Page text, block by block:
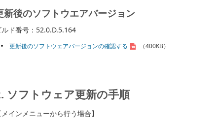
新後のソフトウエアバージョン
ド番号：52.0.D.5.164
更新後のソフトウェアバージョンの確認する （400KB）
ソフトウェア更新の手順
インメニューから行う場合】